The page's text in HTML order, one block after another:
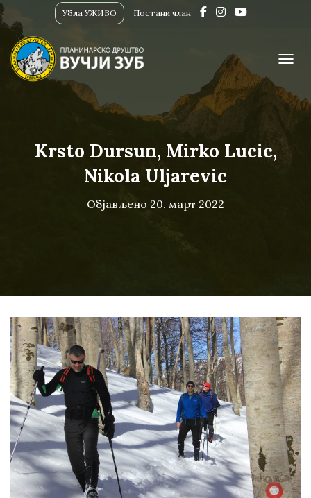
Убла УЖИВО Постани члан
Krsto Dursun, Mirko Lucic,
Nikola Uljarevic
Објављено 20. март 2022